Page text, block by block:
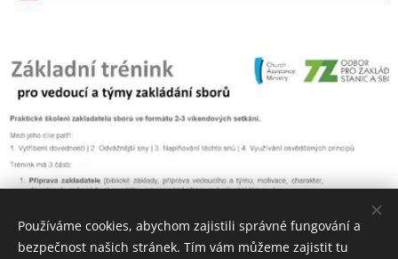
Používáme cookies, abychom zajistili správné fungování a
bezpečnost našich stránek. Tím vám můžeme zajistit tu